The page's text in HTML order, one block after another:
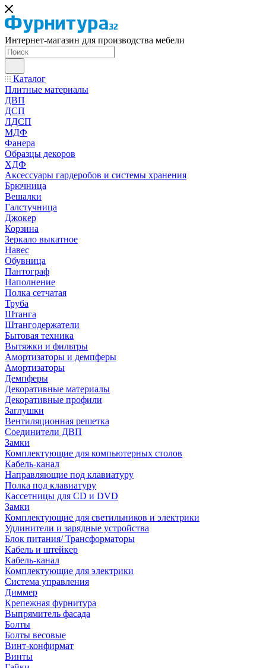
Интернет-магазин для производства мебели
Каталог
Плитные материалы
ДВП
ДСП
ЛДСП
МДФ
Фанера
Образцы декоров
ХДФ
Аксессуары гардеробов и системы хранения
Брючница
Вешалки
Галстучница
Джокер
Корзина
Зеркало выкатное
Навес
Обувница
Пантограф
Наполнение
Полка сетчатая
Труба
Штанга
Штангодержатели
Бытовая техника
Вытяжки и фильтры
Амортизаторы и демпферы
Амортизаторы
Демпферы
Декоративные материалы
Декоративные профили
Заглушки
Вентиляционная решетка
Соединители ДВП
Замки
Комплектующие для компьютерных столов
Кабель-канал
Направляющие под клавиатуру
Полка под клавиатуру
Кассетницы для CD и DVD
Замки
Комплектующие для светильников и электрики
Удлинители и зарядные устройства
Блок питания/ Трансформаторы
Кабель и штейкер
Кабель-канал
Комплектующие для электрики
Система управления
Диммер
Крепежная фурнитура
Выпрямитель фасада
Болты
Болты весовые
Винт-конфирмат
Винты